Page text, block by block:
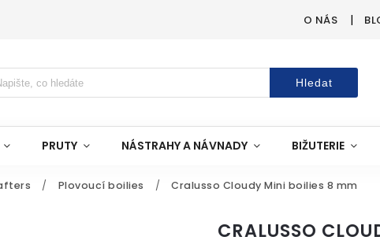
O NÁS
Hledat
PRUTY NÁSTRAHY A NÁVNADY BIŽUTERIE
/ Plovoucí boilies / Cralusso Cloudy Mini boilies 8 mm
CRALUSSO